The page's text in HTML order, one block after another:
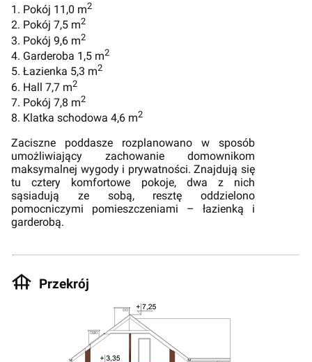
1. Pokój 11,0 m2
2. Pokój 7,5 m2
3. Pokój 9,6 m2
4. Garderoba 1,5 m2
5. Łazienka 5,3 m2
6. Hall 7,7 m2
7. Pokój 7,8 m2
8. Klatka schodowa 4,6 m2
Zaciszne poddasze rozplanowano w sposób
umożliwiający zachowanie domownikom
maksymalnej wygody i prywatności. Znajdują się
tu cztery komfortowe pokoje, dwa z nich
sąsiadują ze sobą, resztę oddzielono
pomocniczymi pomieszczeniami – łazienką i
garderobą.
Przekrój